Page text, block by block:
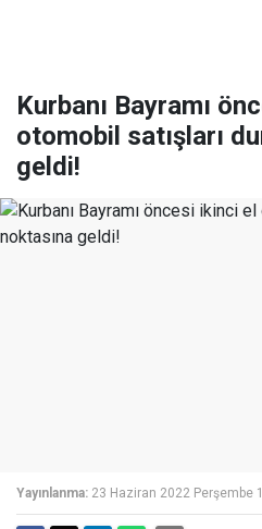
Kurbanı Bayramı
otomobil satışları
geldi!
Yayınlanma: 23 Haziran 2022 Perşembe